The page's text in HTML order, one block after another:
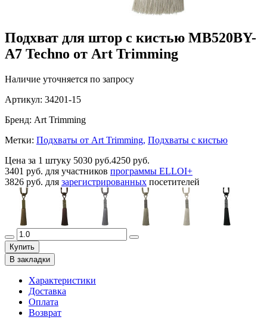
Подхват для штор с кистью MB520BY-
A7 Techno от Art Trimming
Наличие уточняется по запросу
Артикул: 34201-15
Бренд: Art Trimming
Метки: Подхваты от Art Trimming, Подхваты с кистью
Цена за 1 штуку 5030 руб.4250 руб.
3401 руб. для участников программы ELLOI+
3826 руб. для зарегистрированных посетителей
Купить
В закладки
Характеристики
Доставка
Оплата
Возврат